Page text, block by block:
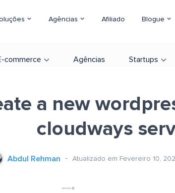
Agências Afiliado Blogue
commerce Agências Startups
a new
cloudways
Abdul Rehman Atualizado em Fevereiro 10,